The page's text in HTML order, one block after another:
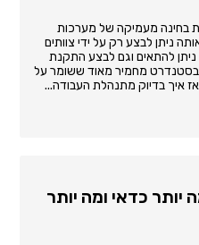
בחינה מעמיקה של מערכות
ניתן לבצע רק על ידי צוותים
ניתן להתאים וגם לבצע התקנת
בסטנדרט מחמיר מאוד ששומר על
איך בדיוק מתנהלת העבודה...
יותר כדאי ומה יותר